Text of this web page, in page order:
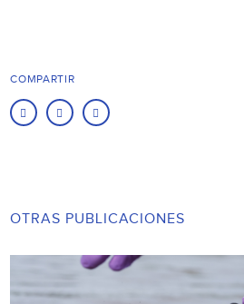
COMPARTIR
OTRAS PUBLICACIONES